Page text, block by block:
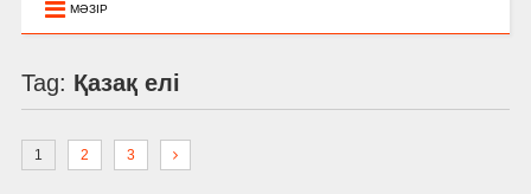
МӘЗІР
Tag: Қазақ елі
1 2 3